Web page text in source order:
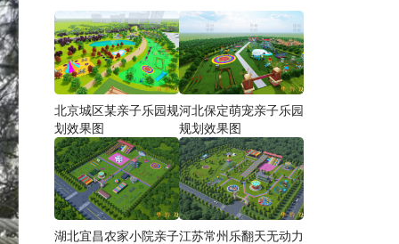
北京城区某亲子乐园规
划效果图
河北保定萌宠亲子乐园
规划效果图
湖北宜昌农家小院亲子江苏常州乐翻天无动力